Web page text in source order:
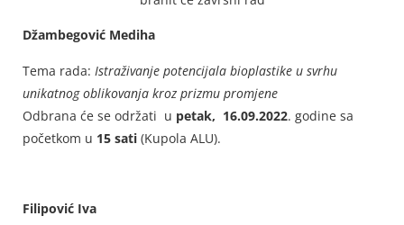
Džambegović Mediha
Tema rada: Istraživanje potencijala bioplastike u svrhu
unikatnog oblikovanja kroz prizmu promjene
Odbrana će se održati u petak, 16.09.2022. godine sa
početkom u 15 sati (Kupola ALU).
Filipović Iva